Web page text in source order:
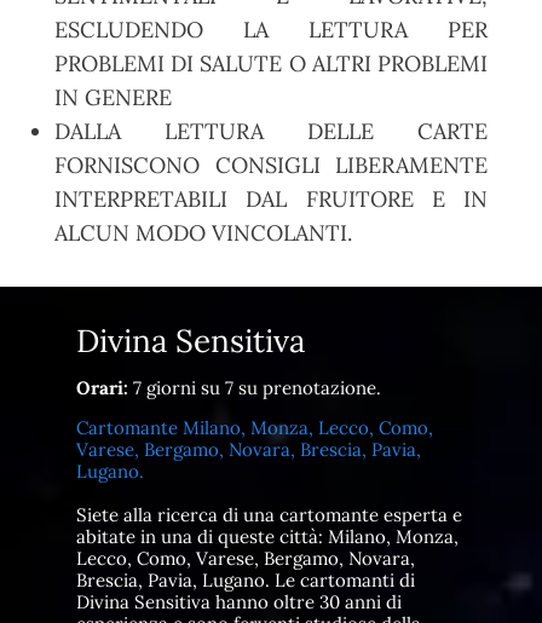
ESCLUDENDO LA LETTURA PER
PROBLEMI DI SALUTE O ALTRI PROBLEMI
IN GENERE
DALLA LETTURA DELLE CARTE
FORNISCONO CONSIGLI LIBERAMENTE
INTERPRETABILI DAL FRUITORE E IN
ALCUN MODO VINCOLANTI.
Divina Sensitiva
Orari: 7 giorni su 7 su prenotazione.
Cartomante Milano, Monza, Lecco, Como,
Varese, Bergamo, Novara, Brescia, Pavia,
Lugano.
Siete alla ricerca di una cartomante esperta e
abitate in una di queste città: Milano, Monza,
Lecco, Como, Varese, Bergamo, Novara,
Brescia, Pavia, Lugano. Le cartomanti di
Divina Sensitiva hanno oltre 30 anni di